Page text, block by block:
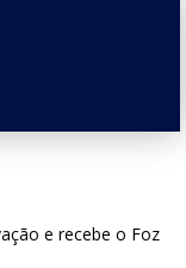
e recebe o Foz